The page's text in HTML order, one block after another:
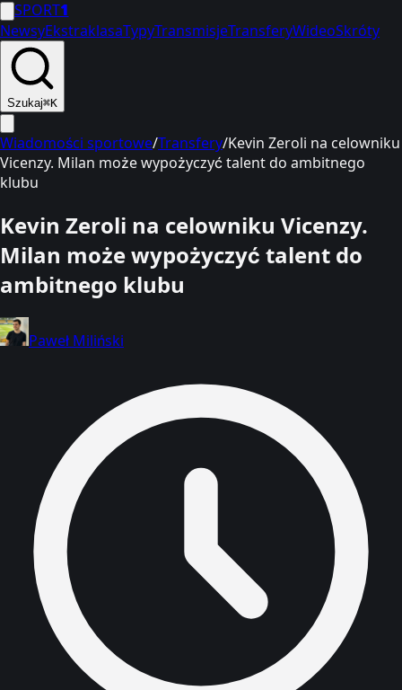
SPORT1
NewsyEkstraklasaTypyTransmisjeTransferyWideoSkróty
Szukaj⌘K
Wiadomości sportowe/Transfery/Kevin Zeroli na celowniku
Vicenzy. Milan może wypożyczyć talent do ambitnego
klubu
Kevin Zeroli na celowniku Vicenzy.
Milan może wypożyczyć talent do
ambitnego klubu
Paweł Miliński